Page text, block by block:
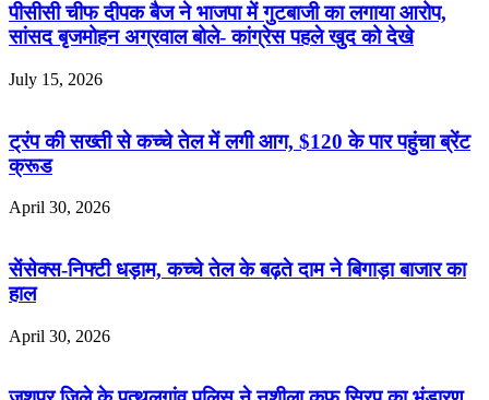
पीसीसी चीफ दीपक बैज ने भाजपा में गुटबाजी का लगाया आरोप,
सांसद बृजमोहन अग्रवाल बोले- कांग्रेस पहले खुद को देखे
July 15, 2026
ट्रंप की सख्ती से कच्चे तेल में लगी आग, $120 के पार पहुंचा ब्रेंट
क्रूड
April 30, 2026
सेंसेक्स-निफ्टी धड़ाम, कच्चे तेल के बढ़ते दाम ने बिगाड़ा बाजार का
हाल
April 30, 2026